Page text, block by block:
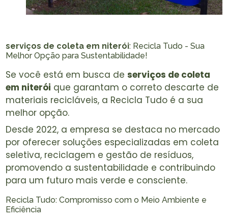
serviços de coleta em niterói: Recicla Tudo - Sua
Melhor Opção para Sustentabilidade!
Se você está em busca deserviços de coleta
em niterói que garantam o correto descarte de
materiais recicláveis, a Recicla Tudo é a sua
melhor opção.
Desde 2022, a empresa se destaca no mercado
por oferecer soluções especializadas em coleta
seletiva, reciclagem e gestão de resíduos,
promovendo a sustentabilidade e contribuindo
para um futuro mais verde e consciente.
Recicla Tudo: Compromisso com o Meio Ambiente e
Eficiência